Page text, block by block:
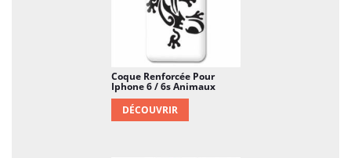
Coque Renforcée Pour
Iphone 6 / 6s Animaux
DÉCOUVRIR